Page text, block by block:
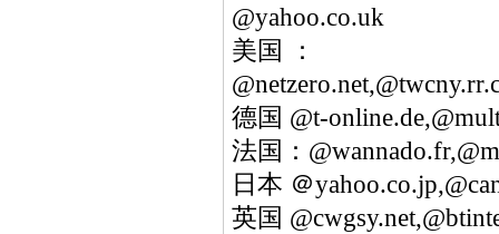
@yahoo.co.uk
美国 ：
德国 @t-
法国：
日本 ＠
英国